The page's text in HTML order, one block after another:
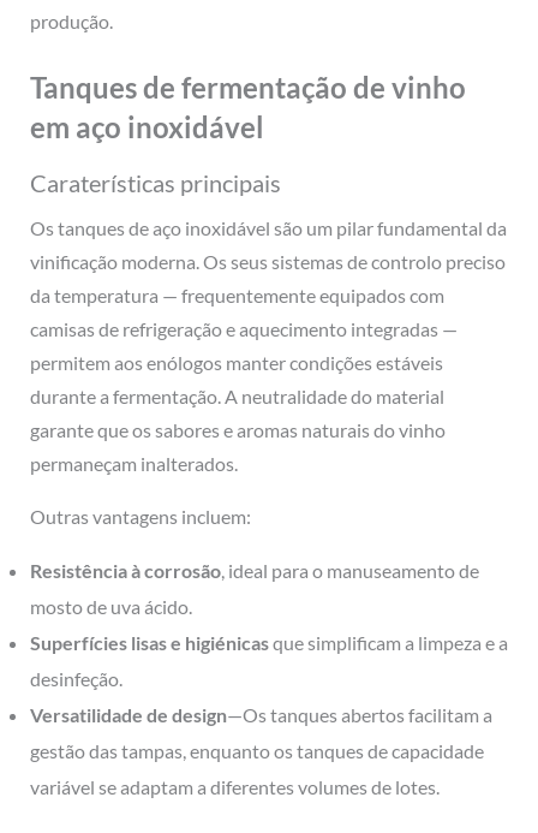
produção.
Tanques de fermentação de vinho
em aço inoxidável
Caraterísticas principais
Os tanques de aço inoxidável são um pilar fundamental da
vinificação moderna. Os seus sistemas de controlo preciso
da temperatura — frequentemente equipados com
camisas de refrigeração e aquecimento integradas —
permitem aos enólogos manter condições estáveis
durante a fermentação. A neutralidade do material
garante que os sabores e aromas naturais do vinho
permaneçam inalterados.
Outras vantagens incluem:
Resistência à corrosão, ideal para o manuseamento de
mosto de uva ácido.
Superfícies lisas e higiénicasque simplificam a limpeza e a
desinfeção.
Versatilidade de design—Os tanques abertos facilitam a
gestão das tampas, enquanto os tanques de capacidade
variável se adaptam a diferentes volumes de lotes.